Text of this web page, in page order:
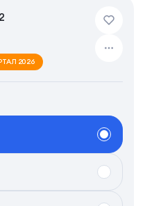
2
2026